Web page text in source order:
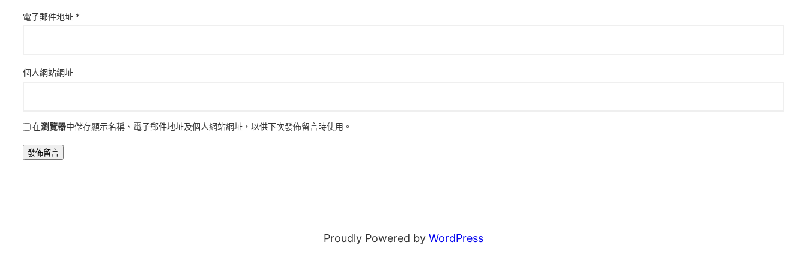
電子郵件地址 *
個人網站網址
在瀏覽器中儲存顯示名稱、電子郵件地址及個人網站網址，以供下次發佈留言時使用。
Proudly Powered by WordPress